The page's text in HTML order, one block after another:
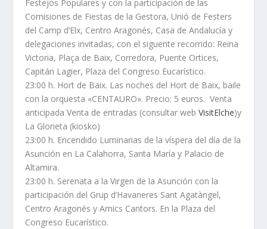
Festejos Populares y con la participación de las
Comisiones de Fiestas de la Gestora, Unió de Festers
del Camp d’Elx, Centro Aragonés, Casa de Andalucía y
delegaciones invitadas, con el siguente recorrido: Reina
Victoria, Plaça de Baix, Corredora, Puente Ortices,
Capitán Lagier, Plaza del Congreso Eucarístico.
23:00 h. Hort de Baix. Las noches del Hort de Baix, baile
con la orquesta «CENTAURO». Precio: 5 euros. Venta
anticipada Venta de entradas (consultar webVisitElche)y
La Glorieta (kiosko)
23:00 h. Encendido Luminarias de la víspera del día de la
Asunción en La Calahorra, Santa María y Palacio de
Altamira.
23:00 h. Serenata a la Virgen de la Asunción con la
participación del Grup d’Havaneres Sant Agatàngel,
Centro Aragonés y Amics Cantors. En la Plaza del
Congreso Eucarístico.